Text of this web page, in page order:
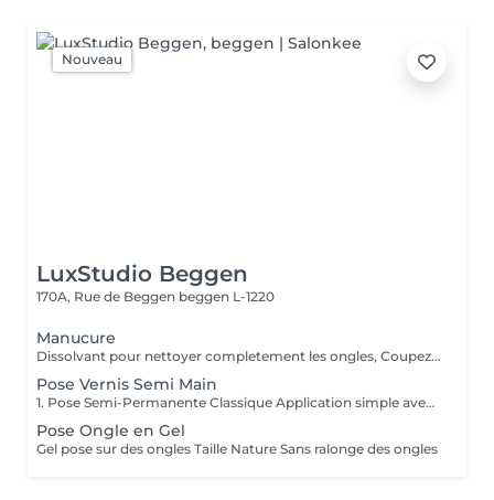
Nouveau
LuxStudio Beggen
170A, Rue de Beggen beggen L-1220
Manucure
Dissolvant pour nettoyer completement les ongles, Coupez et Modelez les ongles avec une lime, Mouillez les mains quelques minutes pour ramollir les cuticules, Pousses les Cuticules avec batone pour repousser doucement vers l'arrière et coupez les excès, Hydratez les Mains avec crème et les cuticules pour maintenir la peau douce, Appliquez une base transparent pour protéger les ongles. Attendez suffisamment de tempos pour sèche.
Pose Vernis Semi Main
1. Pose Semi-Permanente Classique Application simple avec une fine couche de base. Idéale pour celles qui souhaitent de la couleur, de la brillance et un léger renfort. Tenue moyenne 2 semaines. 2. Pose Semi + Renfort Combinaison d'une base classique avec une couche de renfort. Offre une meilleure résistance que le semi-permanent classique, parfaite pour les ongles naturels. Moyenne Tenue de 2 à 3 semaines. 3. Pose Semi + Fiber Ultra Base classique combinée à un gel enrichi en fibres, idéale pour les ongles fragiles ou nécessitant un renforcement supplémentaire. Tenue Moyenne 3 à 4 semaines.
Pose Ongle en Gel
Gel pose sur des ongles Taille Nature Sans ralonge des ongles